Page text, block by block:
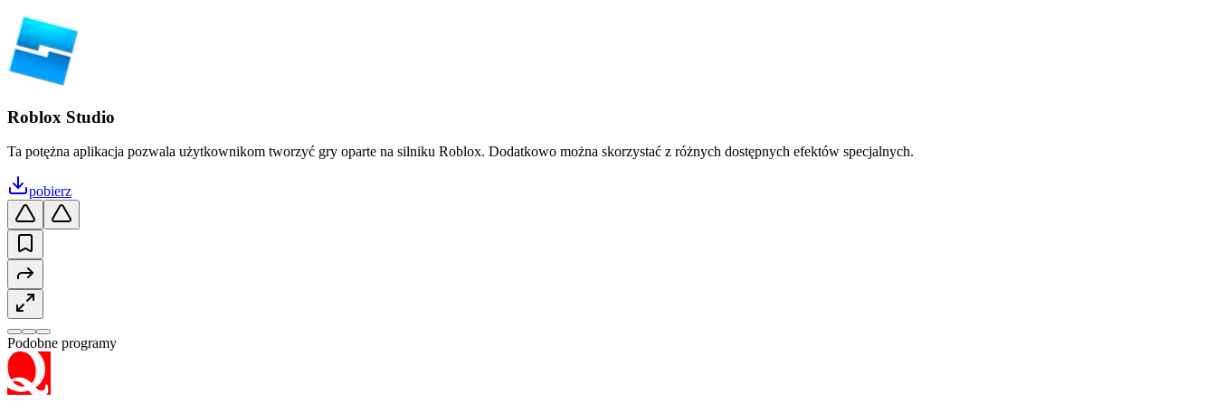
Roblox Studio
Ta potężna aplikacja pozwala użytkownikom tworzyć gry oparte na silniku Roblox. Dodatkowo można skorzystać z różnych dostępnych efektów specjalnych.
pobierz
Podobne programy